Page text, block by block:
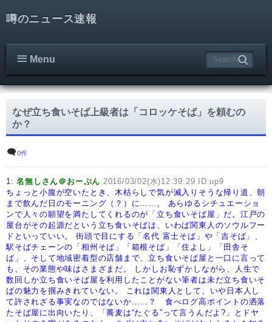
噂のニュース速報
Menu
なぜ立ち食いそば上級者は「コロッケそば」を頼むの
か？
0件
1:名無しさん＠おーぷん 2016/03/02(水)12:39:29 ID:up9
ちょっと小腹が空いたとき、木枯らしで気が滅入りそうな帰り道、朝
まで飲んだ日のモーニング（？）に……。
あらゆるシチュエーショ
ンで人々の願望を満たしてくれるのが「立ち食いそば屋」だ。江戸の
屋台がその起源だという立ち食いそばは、いわば関東人のソウルフー
ドといっていい。
街頭で目にする「名代 富士そば」や「吉そば」、
駅そばチェーンの「相州そば」「箱根そば」「住よし」「田舎そ
ば」、そして地域密着型の店舗まで、立ち食いそば屋と一口に言って
も、その業態や味はさまざまだ。
しかしお恥ずかしながら、人生で
数回しか立ち食いそば屋を利用したことがない筆者は未だ立ち食いそ
ばの魅力を掴みきれていない。
これは関東人として、いや日本人し
て許されざる事実なのではないか……？ 食べログ高ポイントの洒落
たそば屋に出向いたり、「蕎麦は“たぐる”って言うんだよ?」とドヤ